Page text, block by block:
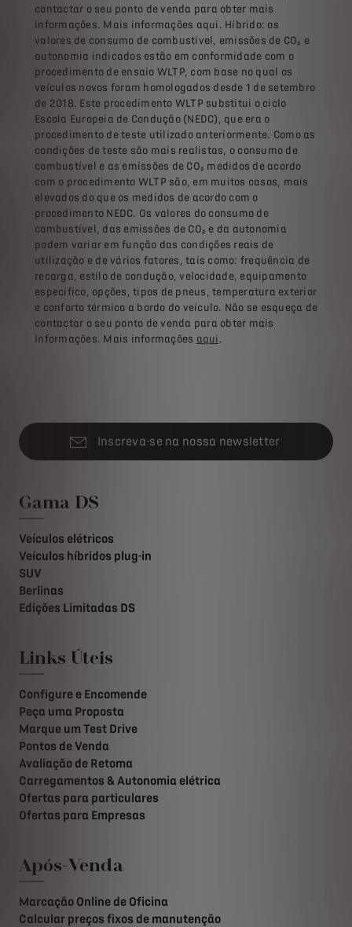
contactar o seu ponto de venda para obter mais
informações. Mais informações aqui. Híbrido: os
valores de consumo de combustível, emissões de CO₂ e
autonomia indicados estão em conformidade com o
procedimento de ensaio WLTP, com base no qual os
veículos novos foram homologados desde 1 de setembro
de 2018. Este procedimento WLTP substitui o ciclo
Escola Europeia de Condução (NEDC), que era o
procedimento de teste utilizado anteriormente. Como as
condições de teste são mais realistas, o consumo de
combustível e as emissões de CO₂ medidos de acordo
com o procedimento WLTP são, em muitos casos, mais
elevados do que os medidos de acordo com o
procedimento NEDC. Os valores do consumo de
combustível, das emissões de CO₂ e da autonomia
podem variar em função das condições reais de
utilização e de vários fatores, tais como: frequência de
recarga, estilo de condução, velocidade, equipamento
específico, opções, tipos de pneus, temperatura exterior
e conforto térmico a bordo do veículo. Não se esqueça de
contactar o seu ponto de venda para obter mais
informações. Mais informações aqui .
Inscreva-se na nossa newsletter
Gama DS
Veículos elétricos
Veículos híbridos plug-in
SUV
Berlinas
Edições Limitadas DS
Links Úteis
Configure e Encomende
Peça uma Proposta
Marque um Test Drive
Pontos de Venda
Avaliação de Retoma
Carregamentos & Autonomia elétrica
Ofertas para particulares
Ofertas para Empresas
Após-Venda
Marcação Online de Oficina
Calcular preços fixos de manutenção